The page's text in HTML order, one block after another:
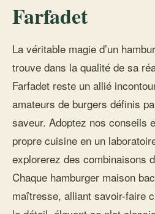
Farfadet
La véritable magie d’un
trouve dans la qualité de sa
Farfadet reste un allié
amateurs de burgers définis
saveur. Adoptez nos conseils
propre cuisine en un
explorerez des combinaisons
Chaque hamburger maison
maîtresse, alliant savoir-faire